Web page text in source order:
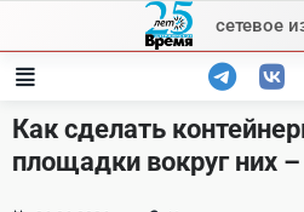
content
сетевое
Как сделать
площадки вокруг них